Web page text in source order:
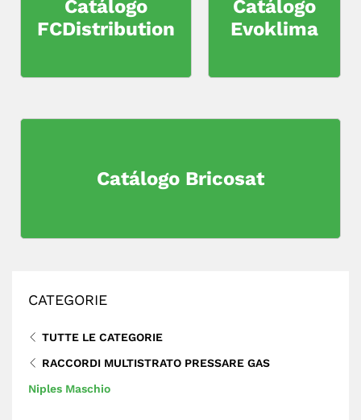
Catálogo
FCDistribution
Catálogo
Evoklima
Catálogo Bricosat
CATEGORIE
TUTTE LE CATEGORIE
RACCORDI MULTISTRATO PRESSARE GAS
Niples Maschio